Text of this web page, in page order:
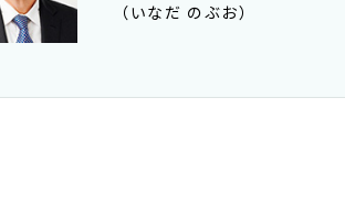
（いなだ のぶお）